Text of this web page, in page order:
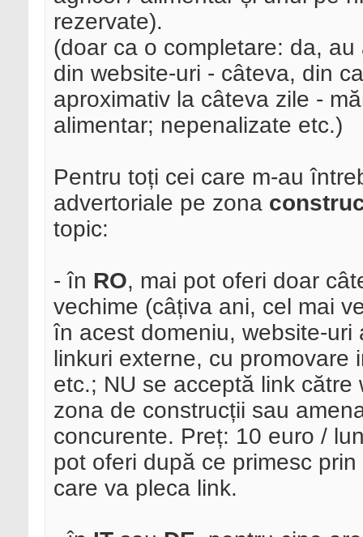
rezervate).
(doar ca o completare: da,
din website-uri - câteva, din
aproximativ la câteva zile -
alimentar; nepenalizate etc.)
Pentru toți cei care m-au
advertoriale pe zona
topic:
- în RO, mai pot oferi doar
vechime (câțiva ani, cel mai
în acest domeniu, website-
linkuri externe, cu
etc.; NU se acceptă link
zona de construcții sau
concurente. Preț: 10 euro /
pot oferi după ce primesc
care va pleca link.